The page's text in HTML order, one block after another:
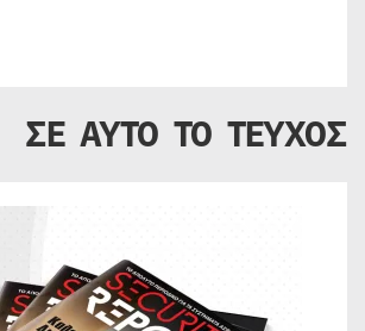
ΣΕ ΑΥΤΟ ΤΟ ΤΕΥΧΟΣ